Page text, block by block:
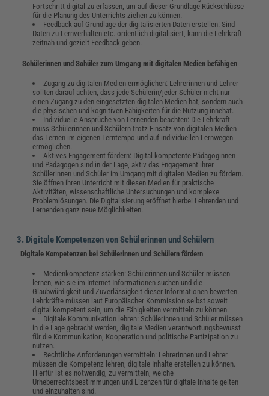
Fortschritt digital zu erfassen, um auf dieser Grundlage Rückschlüsse
für die Planung des Unterrichts ziehen zu können.
Feedback auf Grundlage der digitalisierten Daten erstellen: Sind
Daten zu Lernverhalten etc. ordentlich digitalisiert, kann die Lehrkraft
zeitnah und gezielt Feedback geben.
Schülerinnen und Schüler zum Umgang mit digitalen Medien befähigen
Zugang zu digitalen Medien ermöglichen: Lehrerinnen und Lehrer
sollten darauf achten, dass jede Schülerin/jeder Schüler nicht nur
einen Zugang zu den eingesetzten digitalen Medien hat, sondern auch
die physischen und kognitiven Fähigkeiten für die Nutzung innehat.
Individuelle Ansprüche von Lernenden beachten: Die Lehrkraft
muss Schülerinnen und Schülern trotz Einsatz von digitalen Medien
das Lernen im eigenen Lerntempo und auf individuellen Lernwegen
ermöglichen.
Aktives Engagement fördern: Digital kompetente Pädagoginnen
und Pädagogen sind in der Lage, aktiv das Engagement ihrer
Schülerinnen und Schüler im Umgang mit digitalen Medien zu fördern.
Sie öffnen ihren Unterricht mit diesen Medien für praktische
Aktivitäten, wissenschaftliche Untersuchungen und komplexe
Problemlösungen. Die Digitalisierung eröffnet hierbei Lehrenden und
Lernenden ganz neue Möglichkeiten.
3. Digitale Kompetenzen von Schülerinnen und Schülern
Digitale Kompetenzen bei Schülerinnen und Schülern fördern
Medienkompetenz stärken: Schülerinnen und Schüler müssen
lernen, wie sie im Internet Informationen suchen und die
Glaubwürdigkeit und Zuverlässigkeit dieser Informationen bewerten.
Lehrkräfte müssen laut Europäischer Kommission selbst soweit
digital kompetent sein, um die Fähigkeiten vermitteln zu können.
Digitale Kommunikation lehren: Schülerinnen und Schüler müssen
in die Lage gebracht werden, digitale Medien verantwortungsbewusst
für die Kommunikation, Kooperation und politische Partizipation zu
nutzen.
Rechtliche Anforderungen vermitteln: Lehrerinnen und Lehrer
müssen die Kompetenz lehren, digitale Inhalte erstellen zu können.
Hierfür ist es notwendig, zu vermitteln, welche
Urheberrechtsbestimmungen und Lizenzen für digitale Inhalte gelten
und einzuhalten sind.